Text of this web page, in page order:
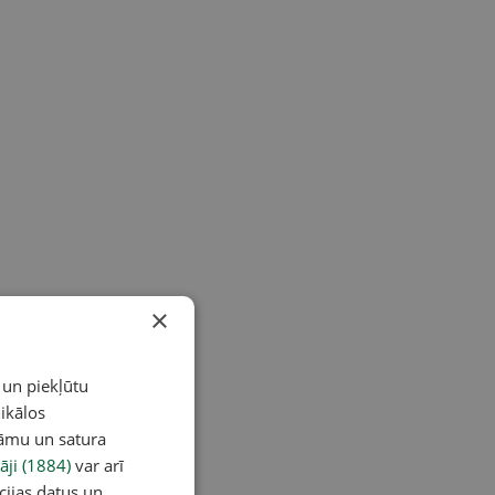
×
piekļūtu
un satura
(1884) var arī